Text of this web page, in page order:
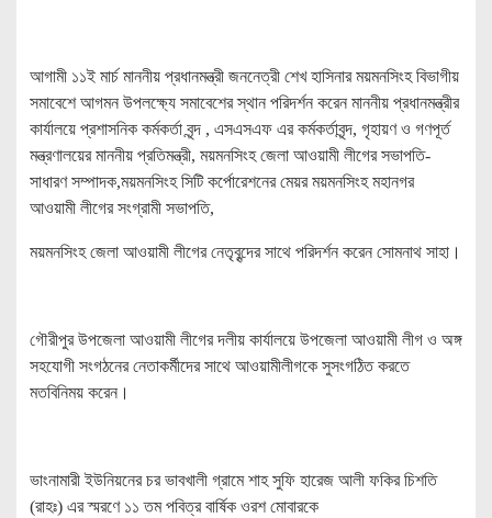
আগামী ১১ই মার্চ মাননীয় প্রধানমন্ত্রী জননেত্রী শেখ হাসিনার ময়মনসিংহ বিভাগীয়
সমাবেশে আগমন উপলক্ষ্যে সমাবেশের স্থান পরিদর্শন করেন মাননীয় প্রধানমন্ত্রীর
কার্যালয়ে প্রশাসনিক কর্মকর্তা বৃন্দ , এসএসএফ এর কর্মকর্তাবৃন্দ, গৃহায়ণ ও গণপূর্ত
মন্ত্রণালয়ের মাননীয় প্রতিমন্ত্রী, ময়মনসিংহ জেলা আওয়ামী লীগের সভাপতি-
সাধারণ সম্পাদক,ময়মনসিংহ সিটি কর্পোরেশনের মেয়র ময়মনসিংহ মহানগর
আওয়ামী লীগের সংগ্রামী সভাপতি,
ময়মনসিংহ জেলা আওয়ামী লীগের নেতৃবৃন্দের সাথে পরিদর্শন করেন সোমনাথ সাহা।
গৌরীপুর উপজেলা আওয়ামী লীগের দলীয় কার্যালয়ে উপজেলা আওয়ামী লীগ ও অঙ্গ
সহযোগী সংগঠনের নেতাকর্মীদের সাথে আওয়ামীলীগকে সুসংগঠিত করতে
মতবিনিময় করেন।
ভাংনামারী ইউনিয়নের চর ভাবখালী গ্রামে শাহ সুফি হারেজ আলী ফকির চিশতি
(রাহঃ) এর স্মরণে ১১ তম পবিত্র বার্ষিক ওরশ মোবারকে